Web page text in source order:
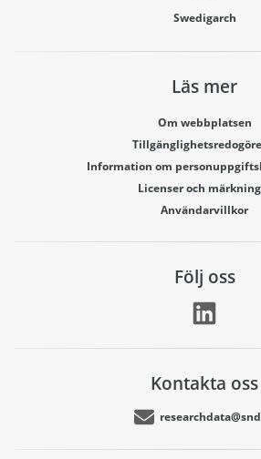
Swedigarch
Läs mer
Om webbplatsen
Information om
Licenser och
Användarvillkor
Följ oss
Kontakta oss